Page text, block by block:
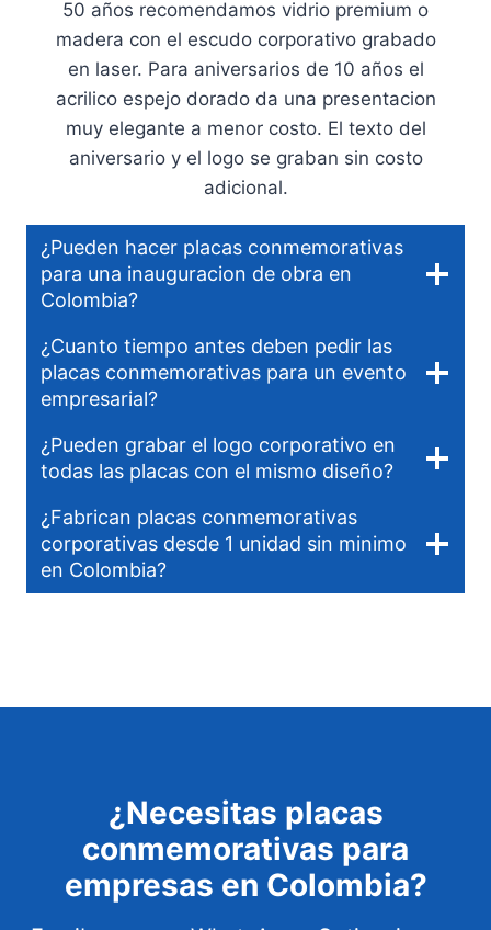
50 años recomendamos vidrio premium o
madera con el escudo corporativo grabado
en laser. Para aniversarios de 10 años el
acrilico espejo dorado da una presentacion
muy elegante a menor costo. El texto del
aniversario y el logo se graban sin costo
adicional.
¿Pueden hacer placas conmemorativas
para una inauguracion de obra en
Colombia?
¿Cuanto tiempo antes deben pedir las
placas conmemorativas para un evento
empresarial?
¿Pueden grabar el logo corporativo en
todas las placas con el mismo diseño?
¿Fabrican placas conmemorativas
corporativas desde 1 unidad sin minimo
en Colombia?
¿Necesitas placas
conmemorativas para
empresas en Colombia?